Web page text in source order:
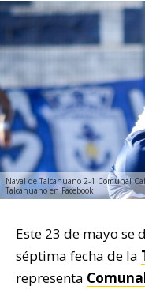
Naval de Talcahuano 2-1 Comunal
Talcahuano en Facebook
Este 23 de mayo
séptima fecha de la
representa